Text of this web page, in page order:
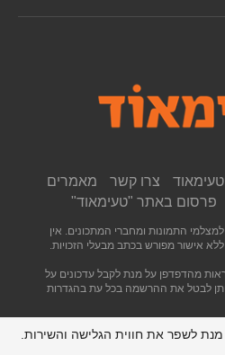
צרו קשר
מאמרים
פרסום באתר "טעימאוד"
התמונות ומחברי המתכונים. אין
אישור מפורש בכתב מבעלי הזכויות.
מהדפדפן על מנת לקבל עדכונים על
לבטל את ההרשמה בכל עת בהגדרות
לשפר את חווית הגלישה והשירות.